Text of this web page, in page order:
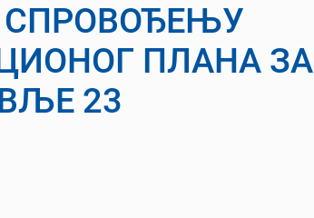
СПРОВОЂЕЊУ
ПЛАНА ЗА
23